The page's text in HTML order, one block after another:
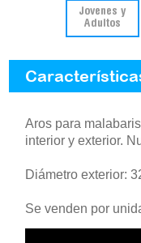
Jovenes y
Adultos
Aros para
interior y exterior.
Diámetro exterior:
Se venden por